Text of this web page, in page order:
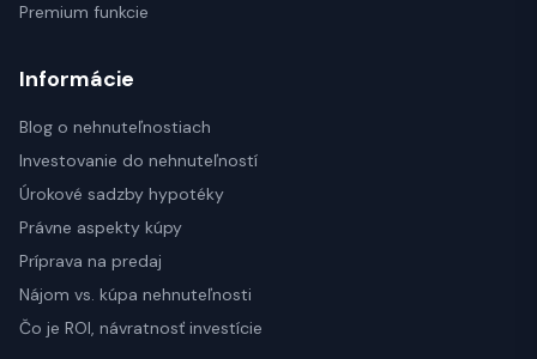
Premium funkcie
Informácie
Blog o nehnuteľnostiach
Investovanie do nehnuteľností
Úrokové sadzby hypotéky
Právne aspekty kúpy
Príprava na predaj
Nájom vs. kúpa nehnuteľnosti
Čo je ROI, návratnosť investície